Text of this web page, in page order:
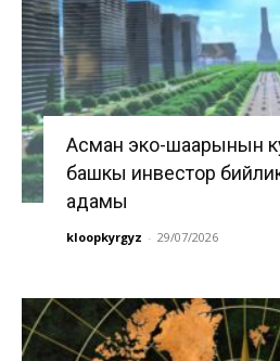
Асман эко-шаарынын
башкы инвестор
адамы
kloopkyrgyz - 29/07/2026